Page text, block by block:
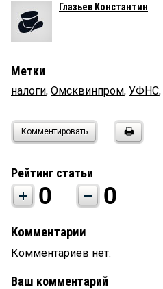
Глазьев Константин
Метки
налоги, Омсквинпром, УФНС,
Комментировать
Рейтинг статьи
0 0
Комментарии
Комментариев нет.
Ваш комментарий